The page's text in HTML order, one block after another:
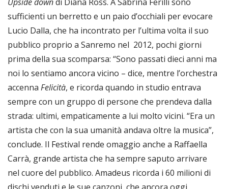
sufficienti un berretto e un paio d’occhiali per evocare
Lucio Dalla, che ha incontrato per l’ultima volta il suo
pubblico proprio a Sanremo nel 2012, pochi giorni
prima della sua scomparsa: “Sono passati dieci anni ma
noi lo sentiamo ancora vicino – dice, mentre l’orchestra
accenna Felicità, e ricorda quando in studio entrava
sempre con un gruppo di persone che prendeva dalla
strada: ultimi, empaticamente a lui molto vicini. “Era un
artista che con la sua umanità andava oltre la musica”,
conclude. Il Festival rende omaggio anche a Raffaella
Carrà, grande artista che ha sempre saputo arrivare
nel cuore del pubblico. Amadeus ricorda i 60 milioni di